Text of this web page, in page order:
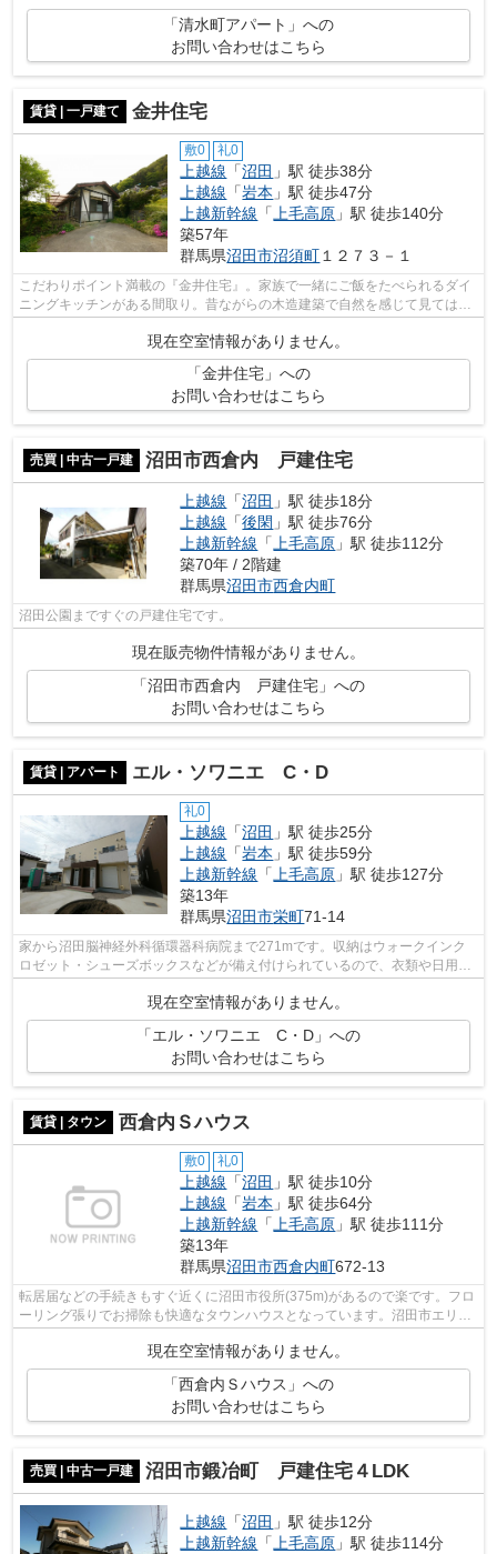
「清水町アパート」への
お問い合わせはこちら
賃貸 | 一戸建て 金井住宅
敷0 礼0
上越線 「沼田 」駅 徒歩38分
上越線 「岩本 」駅 徒歩47分
上越新幹線 「 上毛高原 」駅 徒歩140分
築57年
群馬県沼田市沼須町 １２７３－１
こだわりポイント満載の『金井住宅』。家族で一緒にご飯をたべられるダイ
ニングキッチンがある間取り。昔ながらの木造建築で自然を感じて見てはい
かがでしょうか。管理費や共益費が無...
現在空室情報がありません。
「金井住宅」への
お問い合わせはこちら
売買 | 中古一戸建 沼田市西倉内 戸建住宅
上越線 「沼田 」駅 徒歩18分
上越線 「後閑 」駅 徒歩76分
上越新幹線 「 上毛高原 」駅 徒歩112分
築70年 / 2階建
群馬県沼田市西倉内町
沼田公園まですぐの戸建住宅です。
現在販売物件情報がありません。
「沼田市西倉内 戸建住宅」への
お問い合わせはこちら
賃貸 | アパート エル・ソワニエ C・D
礼0
上越線 「沼田 」駅 徒歩25分
上越線 「岩本 」駅 徒歩59分
上越新幹線 「 上毛高原 」駅 徒歩127分
築13年
群馬県沼田市栄町71-14
家から沼田脳神経外科循環器科病院まで271mです。収納はウォークインク
ロゼット・シューズボックスなどが備え付けられているので、衣類や日用品
現在空室情報がありません。
「エル・ソワニエ C・D」への
お問い合わせはこちら
賃貸 | タウン 西倉内Ｓハウス
敷0 礼0
上越線 「沼田 」駅 徒歩10分
上越線 「岩本 」駅 徒歩64分
上越新幹線 「 上毛高原 」駅 徒歩111分
築13年
群馬県沼田市西倉内町672-13
転居届などの手続きもすぐ近くに沼田市役所(375m)があるので楽です。フロ
ーリング張りでお掃除も快適なタウンハウスとなっています。沼田市エリア
で新たな生活を始めたいとお考えの方...
現在空室情報がありません。
「西倉内Ｓハウス」への
お問い合わせはこちら
売買 | 中古一戸建 沼田市鍛冶町 戸建住宅４LDK
上越線 「沼田 」駅 徒歩12分
上越新幹線 「上毛高原 」駅 徒歩114分